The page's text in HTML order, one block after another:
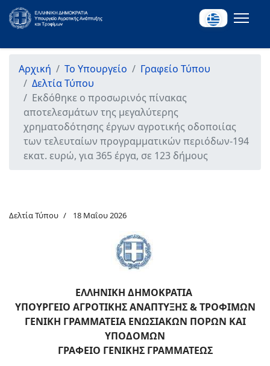
Αρχική Το Υπουργείο
Γραφείο Τύπου
Δελτία Τύπου
Εκδόθηκε ο προσωρινός πίνακας
αποτελεσμάτων της μεγαλύτερης
χρηματοδότησης έργων αγροτικής οδοποιίας
των τελευταίων προγραμματικών περιόδων-194
εκατ. ευρώ, για 365 έργα, σε 123 δήμους
Δελτία Τύπου 18 Μαΐου 2026
ΕΛΛΗΝΙΚΗ ΔΗΜΟΚΡΑΤΙΑ
ΥΠΟΥΡΓΕΙΟ ΑΓΡΟΤΙΚΗΣ ΑΝΑΠΤΥΞΗΣ & ΤΡΟΦΙΜΩΝ
ΓΕΝΙΚΗ ΓΡΑΜΜΑΤΕΙΑ ΕΝΩΣΙΑΚΩΝ ΠΟΡΩΝ ΚΑΙ
ΥΠΟΔΟΜΩΝ
ΓΡΑΦΕΙΟ ΓΕΝΙΚΗΣ ΓΡΑΜΜΑΤΕΩΣ